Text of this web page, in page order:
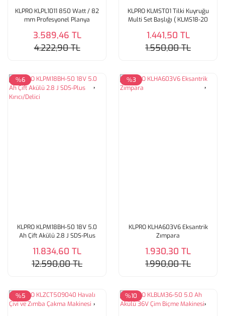
KLPRO KLPL1011 850 Watt / 82
mm Profesyonel Planya
3.589,46 TL
4.222,90 TL
KLPRO KLMST01 Tilki Kuyruğu
Multi Set Başlığı ( KLMS18-20
1.441,50 TL
1.550,00 TL
%6
KLPRO KLPM18BH-50 18V 5.0
Ah Çift Akülü 2.8 J SDS-Plus
11.834,60 TL
12.590,00 TL
%3
KLPRO KLHA603V6 Eksantrik
Zımpara
1.930,30 TL
1.990,00 TL
%5 %10